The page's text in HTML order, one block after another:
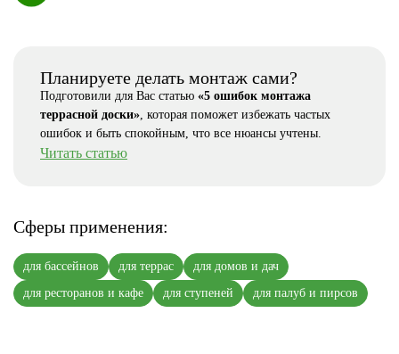
Планируете делать монтаж сами?
Подготовили для Вас статью «5 ошибок монтажа
террасной доски», которая поможет избежать частых
ошибок и быть спокойным, что все нюансы учтены.
Читать статью
Сферы применения:
для бассейнов для террас
для домов и дач
для ресторанов и кафе
для ступеней для палуб и пирсов